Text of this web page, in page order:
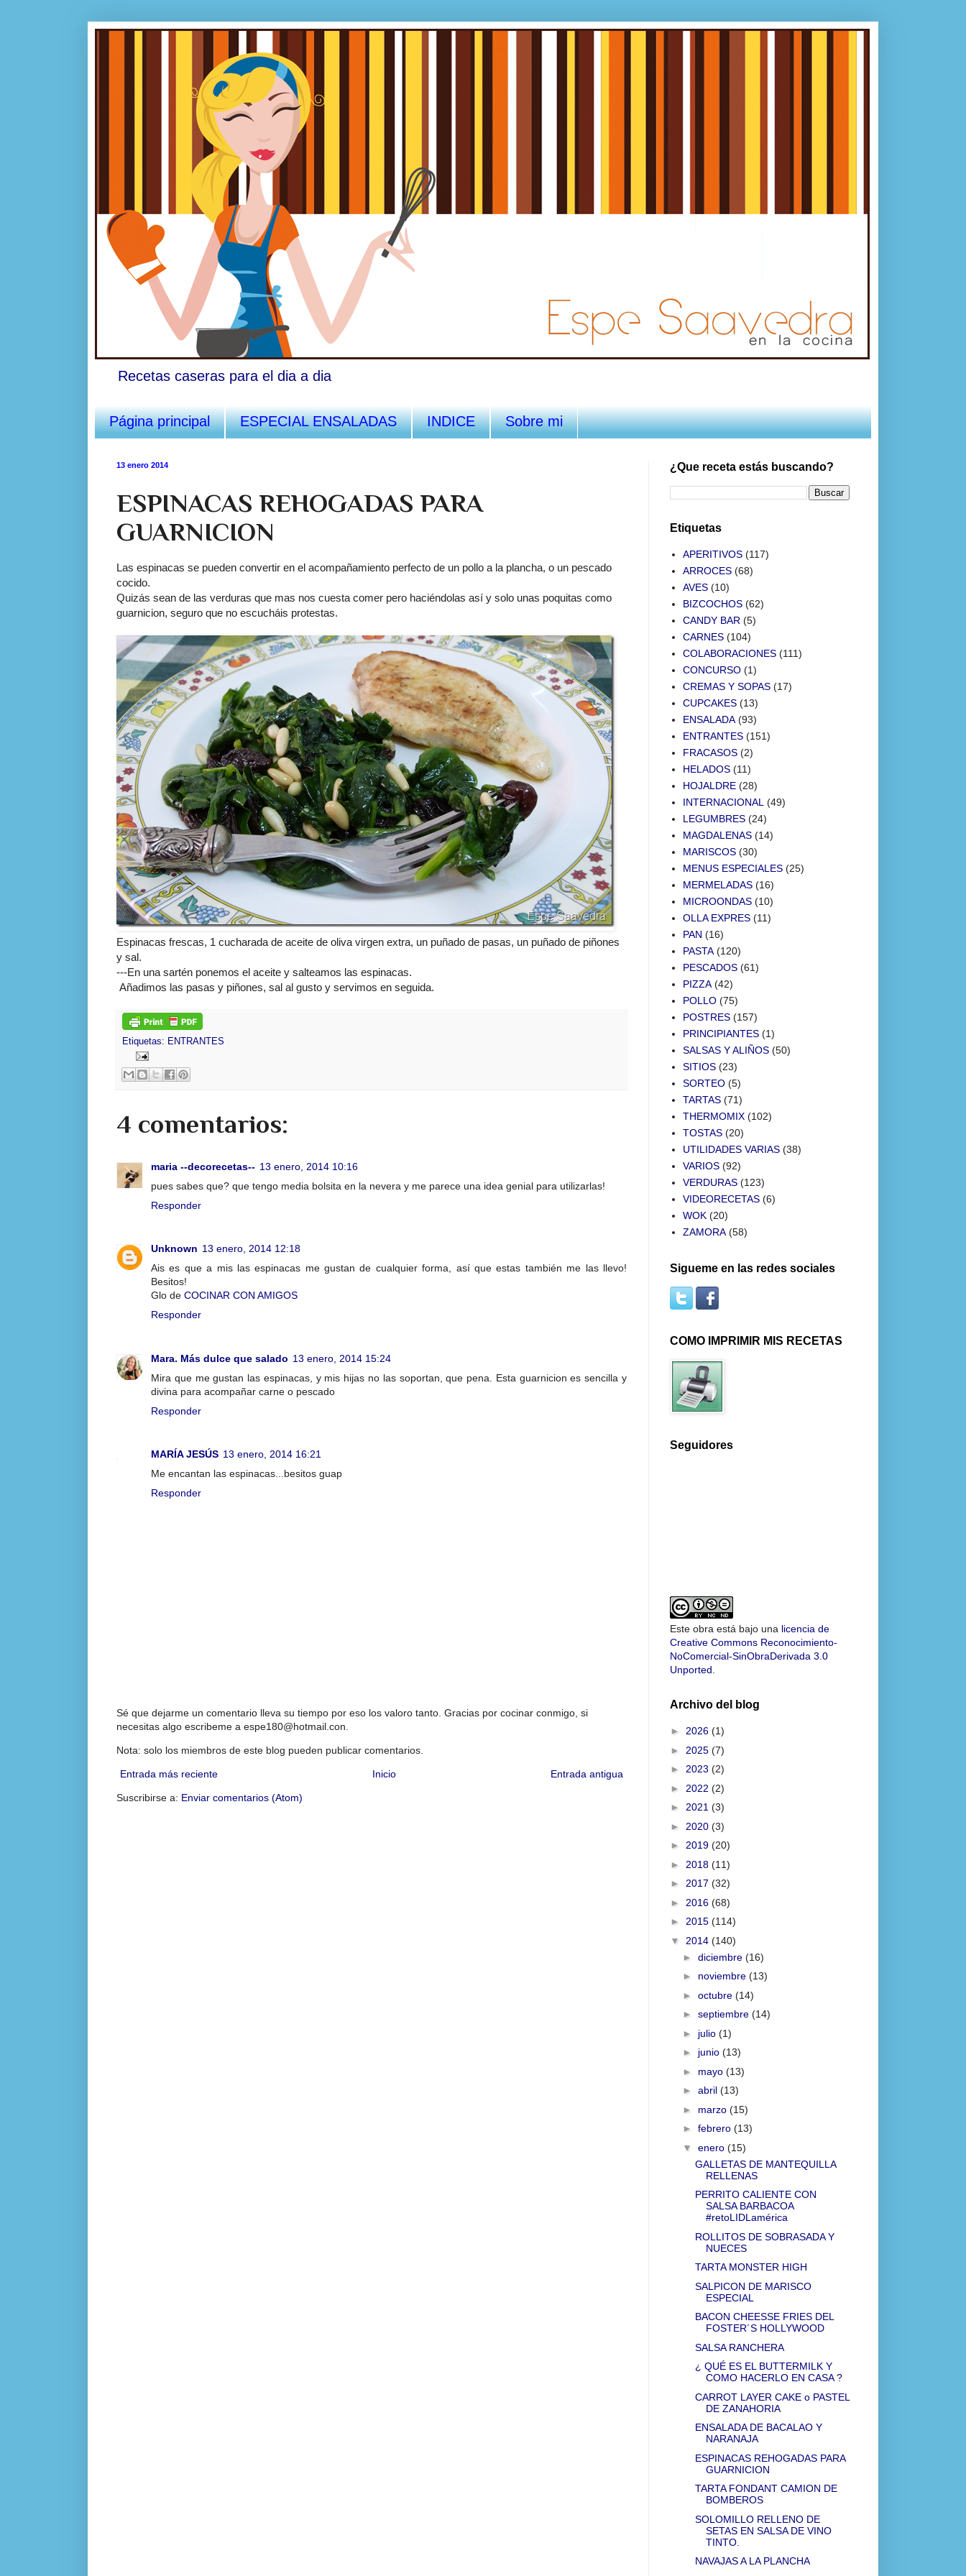
Recetas caseras para el dia a dia
Página principal ESPECIAL ENSALADAS INDICE Sobre mi
13 enero 2014
ESPINACAS REHOGADAS PARA
GUARNICION
Las espinacas se pueden convertir en el acompañamiento perfecto de un pollo a la plancha, o un pescado
cocido.
Quizás sean de las verduras que mas nos cuesta comer pero haciéndolas así y solo unas poquitas como
guarnicion, seguro que no escucháis protestas.
Espinacas frescas, 1 cucharada de aceite de oliva virgen extra, un puñado de pasas, un puñado de piñones
y sal.
---En una sartén ponemos el aceite y salteamos las espinacas.
Añadimos las pasas y piñones, sal al gusto y servimos en seguida.
Etiquetas: ENTRANTES
4 comentarios:
maria --decorecetas-- 13 enero, 2014 10:16
pues sabes que? que tengo media bolsita en la nevera y me parece una idea genial para utilizarlas!
Responder
Unknown 13 enero, 2014 12:18
Ais es que a mis las espinacas me gustan de cualquier forma, así que estas también me las llevo!
Besitos!
Glo de COCINAR CON AMIGOS
Responder
Mara. Más dulce que salado 13 enero, 2014 15:24
Mira que me gustan las espinacas, y mis hijas no las soportan, que pena. Esta guarnicion es sencilla y
divina para acompañar carne o pescado
Responder
MARÍA JESÚS 13 enero, 2014 16:21
Me encantan las espinacas...besitos guap
Responder
Sé que dejarme un comentario lleva su tiempo por eso los valoro tanto. Gracias por cocinar conmigo, si
necesitas algo escribeme a espe180@hotmail.con.
Nota: solo los miembros de este blog pueden publicar comentarios.
Entrada más reciente Entrada antigua
Inicio
Suscribirse a: Enviar comentarios (Atom)
¿Que receta estás buscando?
Etiquetas
APERITIVOS (117)
ARROCES (68)
AVES (10)
BIZCOCHOS (62)
CANDY BAR (5)
CARNES (104)
COLABORACIONES (111)
CONCURSO (1)
CREMAS Y SOPAS (17)
CUPCAKES (13)
ENSALADA (93)
ENTRANTES (151)
FRACASOS (2)
HELADOS (11)
HOJALDRE (28)
INTERNACIONAL (49)
LEGUMBRES (24)
MAGDALENAS (14)
MARISCOS (30)
MENUS ESPECIALES (25)
MERMELADAS (16)
MICROONDAS (10)
OLLA EXPRES (11)
PAN (16)
PASTA (120)
PESCADOS (61)
PIZZA (42)
POLLO (75)
POSTRES (157)
PRINCIPIANTES (1)
SALSAS Y ALIÑOS (50)
SITIOS (23)
SORTEO (5)
TARTAS (71)
THERMOMIX (102)
TOSTAS (20)
UTILIDADES VARIAS (38)
VARIOS (92)
VERDURAS (123)
VIDEORECETAS (6)
WOK (20)
ZAMORA (58)
Sigueme en las redes sociales
COMO IMPRIMIR MIS RECETAS
Seguidores
Este obra está bajo una licencia de
Creative Commons Reconocimiento-
NoComercial-SinObraDerivada 3.0
Unported
Archivo del blog
► 2026 (1)
► 2025 (7)
► 2023 (2)
► 2022 (2)
► 2021 (3)
► 2020 (3)
► 2019 (20)
► 2018 (11)
► 2017 (32)
► 2016 (68)
► 2015 (114)
▼ 2014 (140)
► diciembre (16)
► noviembre (13)
► octubre (14)
► septiembre (14)
► julio (1)
► junio (13)
► mayo (13)
► abril (13)
► marzo (15)
► febrero (13)
▼ enero (15)
GALLETAS DE MANTEQUILLA
RELLENAS
PERRITO CALIENTE CON
SALSA BARBACOA
#retoLIDLamérica
ROLLITOS DE SOBRASADA Y
NUECES
TARTA MONSTER HIGH
SALPICON DE MARISCO
ESPECIAL
BACON CHEESSE FRIES DEL
FOSTER´S HOLLYWOOD
SALSA RANCHERA
¿ QUÉ ES EL BUTTERMILK Y
COMO HACERLO EN CASA ?
CARROT LAYER CAKE o PASTEL
DE ZANAHORIA
ENSALADA DE BACALAO Y
NARANAJA
ESPINACAS REHOGADAS PARA
GUARNICION
TARTA FONDANT CAMION DE
BOMBEROS
SOLOMILLO RELLENO DE
SETAS EN SALSA DE VINO
TINTO.
NAVAJAS A LA PLANCHA